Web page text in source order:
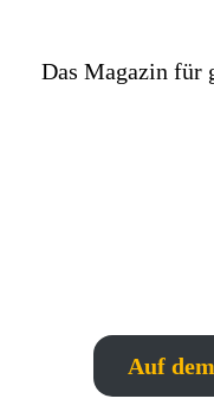
Das Magazin für
Auf